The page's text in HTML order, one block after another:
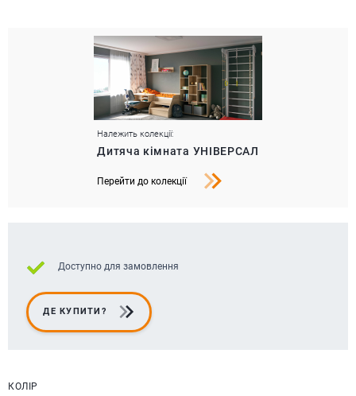
Належить колекції:
Дитяча кімната УНІВЕРСАЛ
Перейти до колекції
Доступно для замовлення
ДЕ КУПИТИ?
КОЛІР